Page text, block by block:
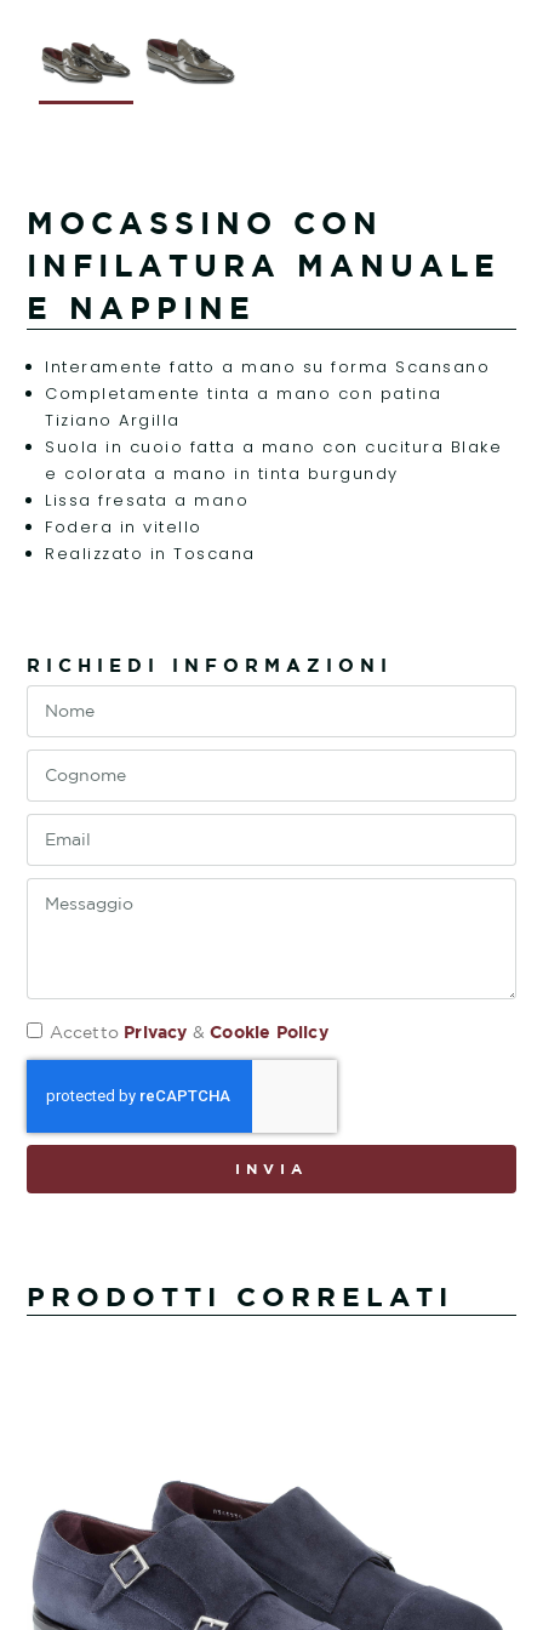
MOCASSINO CON
INFILATURA MANUALE
E NAPPINE
Interamente fatto a mano su forma Scansano
Completamente tinta a mano con patina
Tiziano Argilla
Suola in cuoio fatta a mano con cucitura Blake
e colorata a mano in tinta burgundy
Lissa fresata a mano
Fodera in vitello
Realizzato in Toscana
RICHIEDI INFORMAZIONI
Accetto Privacy &Cookie Policy
INVIA
PRODOTTI CORRELATI